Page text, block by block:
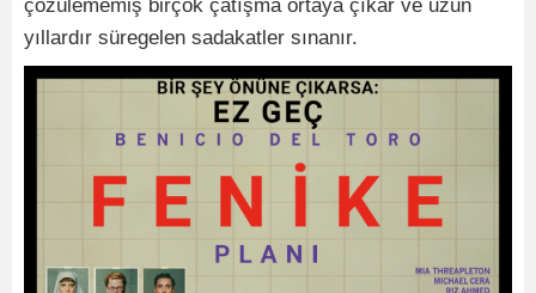
çözülememiş birçok çatışma ortaya çıkar ve uzun
yıllardır süregelen sadakatler sınanır.